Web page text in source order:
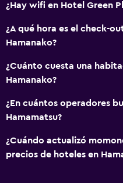
Teléfono
Ideal para familias
Buffet infantil
Sistema de entretenimiento
Aire libre
¿Hay wifi en Hotel Green
¿A qué hora es el check-
Hamanako?
¿Cuánto cuesta una
Hamanako?
¿En cuántos operadores
Hamamatsu?
¿Cuándo actualizó
precios de hoteles en